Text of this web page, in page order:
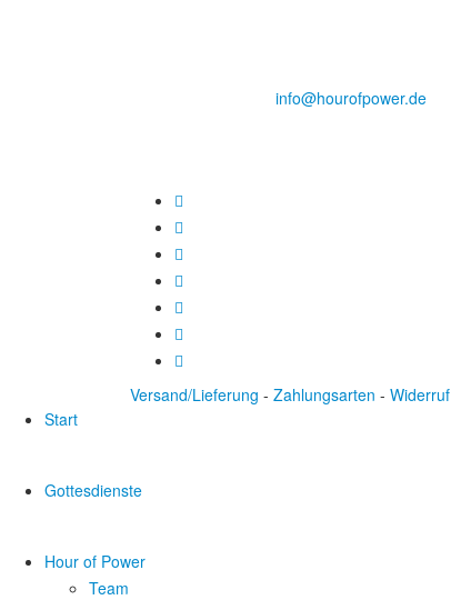
info@hourofpower.de
Versand/Lieferung - Zahlungsarten - Widerruf
Start
Gottesdienste
Hour of Power
Team